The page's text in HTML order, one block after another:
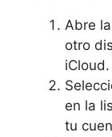
Abre
⁣otro
iCloud.
en la
tu​